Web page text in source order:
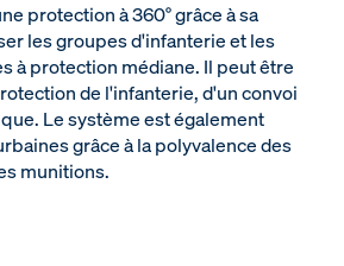
protection à 360° grâce à sa
les groupes d'infanterie et les
à protection médiane. Il peut être
de l'infanterie, d'un convoi
Le système est également
grâce à la polyvalence des
munitions.